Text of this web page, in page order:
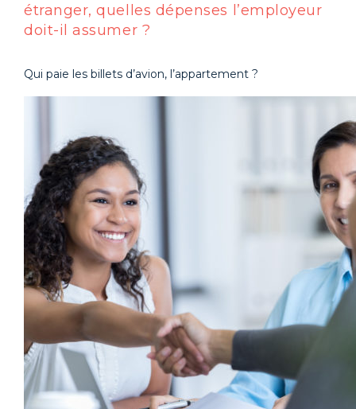
étranger, quelles dépenses l’employeur
doit-il assumer ?
Qui paie les billets d’avion, l’appartement ?